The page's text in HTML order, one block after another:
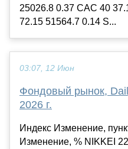
25026.8 0.37 CAC 40
72.15 51564.7 0.14 S...
03:07, 12 Июн
Фондовый рынок,
2026 г.
Индекс Изменение,
Изменение, % NIKKEI